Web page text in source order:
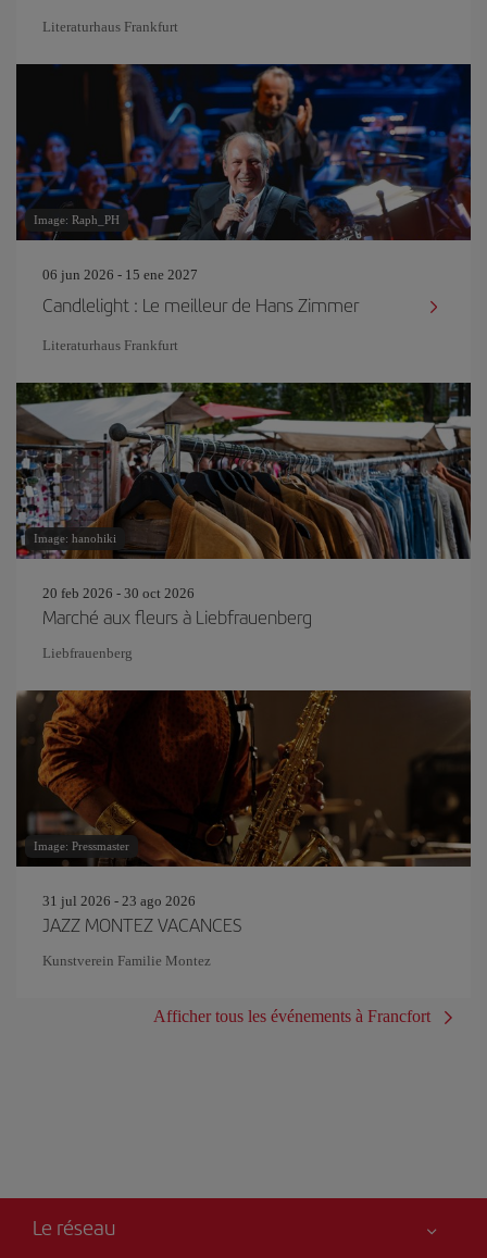
Literaturhaus Frankfurt
Image: Raph_PH
06 jun 2026 - 15 ene 2027
Candlelight : Le meilleur de Hans Zimmer
Literaturhaus Frankfurt
Image: hanohiki
20 feb 2026 - 30 oct 2026
Marché aux fleurs à Liebfrauenberg
Liebfrauenberg
Image: Pressmaster
31 jul 2026 - 23 ago 2026
JAZZ MONTEZ VACANCES
Kunstverein Familie Montez
Afficher tous les événements à Francfort
Le réseau